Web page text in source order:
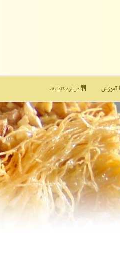
آموزش درباره كادایف